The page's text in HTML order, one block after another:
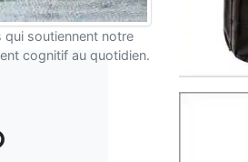
soutiennent notre
cognitif au quotidien.